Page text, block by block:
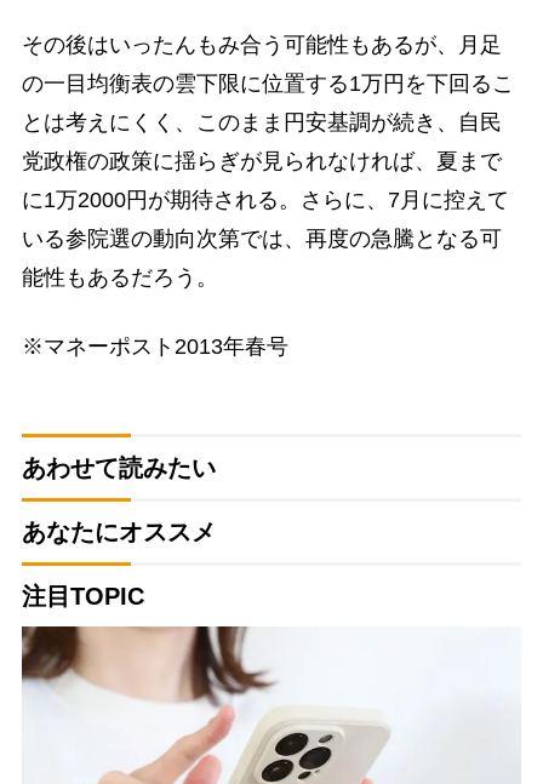
その後はいったんもみ合う可能性もあるが、月足
の一目均衡表の雲下限に位置する1万円を下回るこ
とは考えにくく、このまま円安基調が続き、自民
党政権の政策に揺らぎが見られなければ、夏まで
に1万2000円が期待される。さらに、7月に控えて
いる参院選の動向次第では、再度の急騰となる可
能性もあるだろう。
※マネーポスト2013年春号
あわせて読みたい
あなたにオススメ
注目TOPIC